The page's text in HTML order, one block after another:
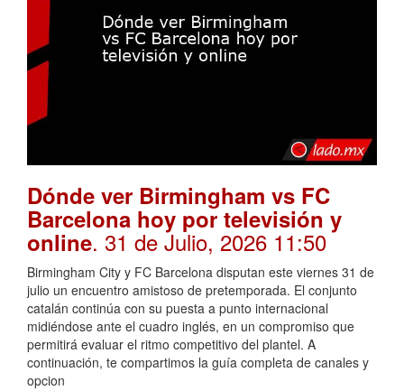
Dónde ver Birmingham vs FC
Barcelona hoy por televisión y
online. 31 de Julio, 2026 11:50
Birmingham City y FC Barcelona disputan este viernes 31 de
julio un encuentro amistoso de pretemporada. El conjunto
catalán continúa con su puesta a punto internacional
midiéndose ante el cuadro inglés, en un compromiso que
permitirá evaluar el ritmo competitivo del plantel. A
continuación, te compartimos la guía completa de canales y
opcion